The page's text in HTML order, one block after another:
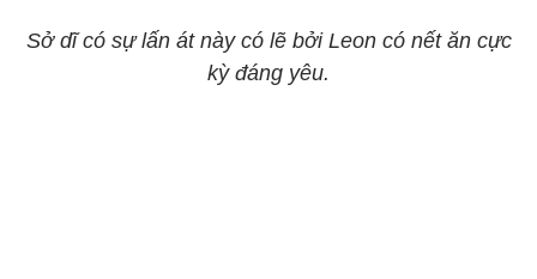
Sở dĩ có sự lấn át này có lẽ bởi Leon có nết ăn cực
kỳ đáng yêu.